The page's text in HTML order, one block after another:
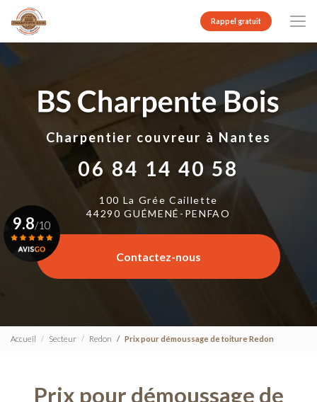
contenu
principal
Rappel gratuit
Charpentier couvreur à Nantes
06 84 14 40 58
100 La Grée Caillette
44290 GUÉMENÉ-PENFAO
Contactez-nous
9.8/10
Voir le certificat
Accueil Secteur Redon Prix pour démoussage de toiture Redon
Prix pour démoussage de